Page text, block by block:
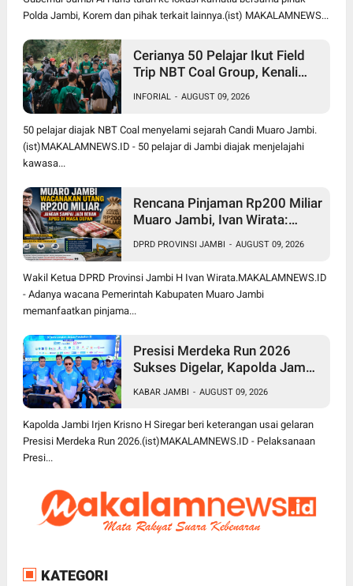
Polda Jambi, Korem dan pihak terkait lainnya.(ist) MAKALAMNEWS...
Cerianya 50 Pelajar Ikut Field
Trip NBT Coal Group, Kenali
INFORIAL - AUGUST 09, 2026
50 pelajar diajak NBT Coal menyelami sejarah Candi Muaro Jambi.
(ist)MAKALAMNEWS.ID - 50 pelajar di Jambi diajak menjelajahi
kawasa...
Rencana Pinjaman Rp200 Miliar
Muaro Jambi, Ivan Wirata:
Pembangunan
DPRD PROVINSI JAMBI - AUGUST 09, 2026
Wakil Ketua DPRD Provinsi Jambi H Ivan Wirata.MAKALAMNEWS.ID
- Adanya wacana Pemerintah Kabupaten Muaro Jambi
memanfaatkan pinjama...
Presisi Merdeka Run 2026
Sukses Digelar, Kapolda Jambi
dan Masyarakat
KABAR JAMBI - AUGUST 09, 2026
Kapolda Jambi Irjen Krisno H Siregar beri keterangan usai gelaran
Presisi Merdeka Run 2026.(ist)MAKALAMNEWS.ID - Pelaksanaan
Presi...
KATEGORI